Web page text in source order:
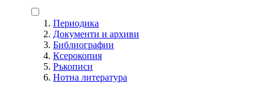
Периодика
Документи и архиви
Библиографии
Ксерокопия
Ръкописи
Нотна литература